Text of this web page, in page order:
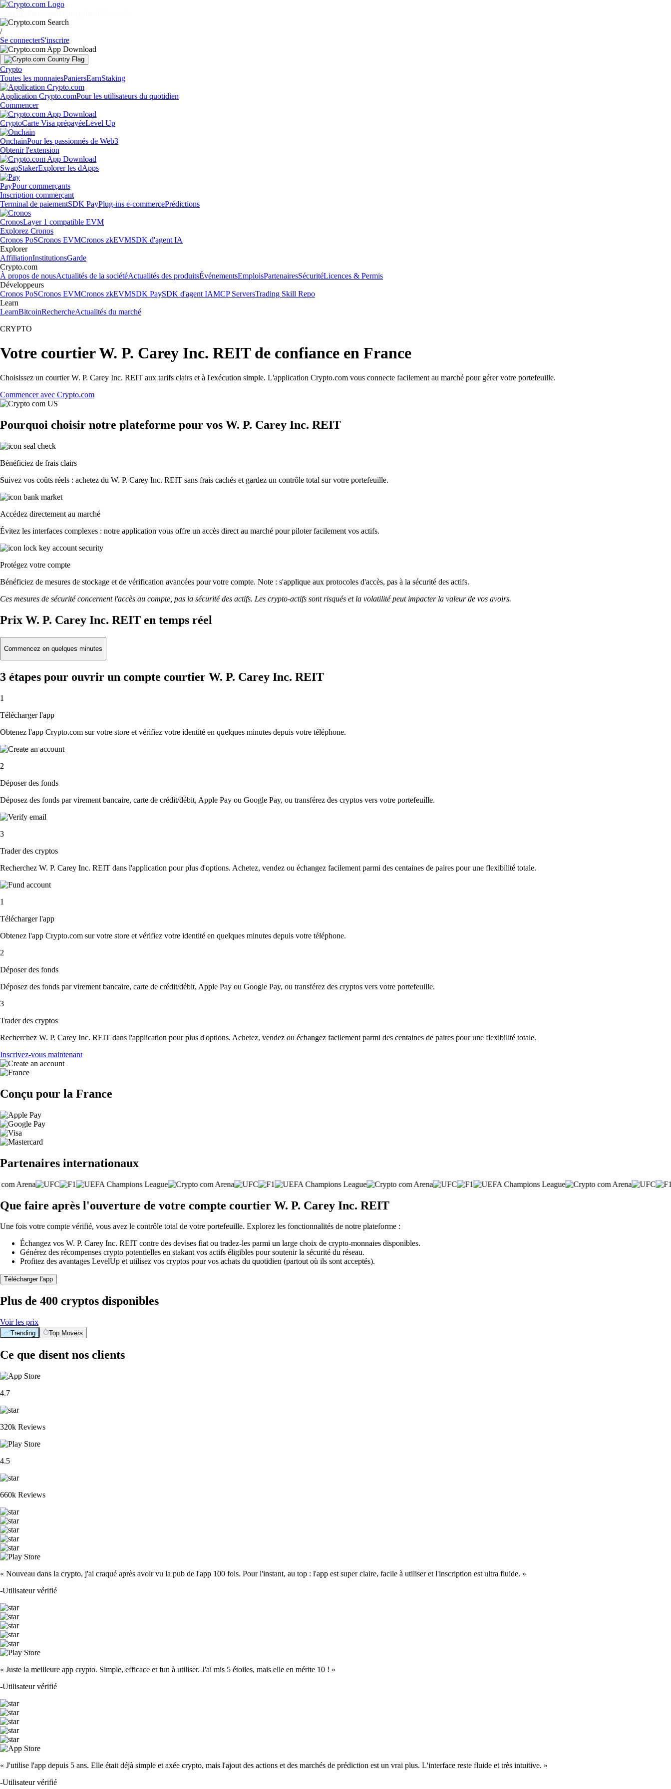
/
Se connecterS'inscrire
Crypto
Toutes les monnaiesPaniersEarnStaking
Application Crypto.comPour les utilisateurs du quotidien
Commencer
CryptoCarte Visa prépayéeLevel Up
OnchainPour les passionnés de Web3
Obtenir l'extension
SwapStakerExplorer les dApps
PayPour commerçants
Inscription commerçant
Terminal de paiementSDK PayPlug-ins e-commercePrédictions
CronosLayer 1 compatible EVM
Explorez Cronos
Cronos PoSCronos EVMCronos zkEVMSDK d'agent IA
Explorer
AffiliationInstitutionsGarde
Crypto.com
À propos de nousActualités de la sociétéActualités des produitsÉvénementsEmploisPartenairesSécuritéLicences & Permis
Développeurs
Cronos PoSCronos EVMCronos zkEVMSDK PaySDK d'agent IAMCP ServersTrading Skill Repo
Learn
LearnBitcoinRechercheActualités du marché
CRYPTO
Votre courtier W. P. Carey Inc. REIT de confiance en France
Choisissez un courtier W. P. Carey Inc. REIT aux tarifs clairs et à l'exécution simple. L'application Crypto.com vous connecte facilement au marché pour gérer votre portefeuille.
Commencer avec Crypto.com
Pourquoi choisir notre plateforme pour vos W. P. Carey Inc. REIT
Bénéficiez de frais clairs
Suivez vos coûts réels : achetez du W. P. Carey Inc. REIT sans frais cachés et gardez un contrôle total sur votre portefeuille.
Accédez directement au marché
Évitez les interfaces complexes : notre application vous offre un accès direct au marché pour piloter facilement vos actifs.
Protégez votre compte
Bénéficiez de mesures de stockage et de vérification avancées pour votre compte. Note : s'applique aux protocoles d'accès, pas à la sécurité des actifs.
Ces mesures de sécurité concernent l'accès au compte, pas la sécurité des actifs. Les crypto-actifs sont risqués et la volatilité peut impacter la valeur de vos avoirs.
Prix W. P. Carey Inc. REIT en temps réel
Commencez en quelques minutes
3 étapes pour ouvrir un compte courtier W. P. Carey Inc. REIT
1
Télécharger l'app
Obtenez l'app Crypto.com sur votre store et vérifiez votre identité en quelques minutes depuis votre téléphone.
2
Déposer des fonds
Déposez des fonds par virement bancaire, carte de crédit/débit, Apple Pay ou Google Pay, ou transférez des cryptos vers votre portefeuille.
3
Trader des cryptos
Recherchez W. P. Carey Inc. REIT dans l'application pour plus d'options. Achetez, vendez ou échangez facilement parmi des centaines de paires pour une flexibilité totale.
1
Télécharger l'app
Obtenez l'app Crypto.com sur votre store et vérifiez votre identité en quelques minutes depuis votre téléphone.
2
Déposer des fonds
Déposez des fonds par virement bancaire, carte de crédit/débit, Apple Pay ou Google Pay, ou transférez des cryptos vers votre portefeuille.
3
Trader des cryptos
Recherchez W. P. Carey Inc. REIT dans l'application pour plus d'options. Achetez, vendez ou échangez facilement parmi des centaines de paires pour une flexibilité totale.
Inscrivez-vous maintenant
Conçu pour la France
Partenaires internationaux
Que faire après l'ouverture de votre compte courtier W. P. Carey Inc. REIT
Une fois votre compte vérifié, vous avez le contrôle total de votre portefeuille. Explorez les fonctionnalités de notre plateforme :
Échangez vos W. P. Carey Inc. REIT contre des devises fiat ou tradez-les parmi un large choix de crypto-monnaies disponibles.
Générez des récompenses crypto potentielles en stakant vos actifs éligibles pour soutenir la sécurité du réseau.
Profitez des avantages LevelUp et utilisez vos cryptos pour vos achats du quotidien (partout où ils sont acceptés).
Télécharger l'app
Plus de 400 cryptos disponibles
Voir les prix
Trending Top Movers
Ce que disent nos clients
4.7
320k Reviews
4.5
660k Reviews
« Nouveau dans la crypto, j'ai craqué après avoir vu la pub de l'app 100 fois. Pour l'instant, au top : l'app est super claire, facile à utiliser et l'inscription est ultra fluide. »
-Utilisateur vérifié
« Juste la meilleure app crypto. Simple, efficace et fun à utiliser. J'ai mis 5 étoiles, mais elle en mérite 10 ! »
-Utilisateur vérifié
« J'utilise l'app depuis 5 ans. Elle était déjà simple et axée crypto, mais l'ajout des actions et des marchés de prédiction est un vrai plus. L'interface reste fluide et très intuitive. »
-Utilisateur vérifié